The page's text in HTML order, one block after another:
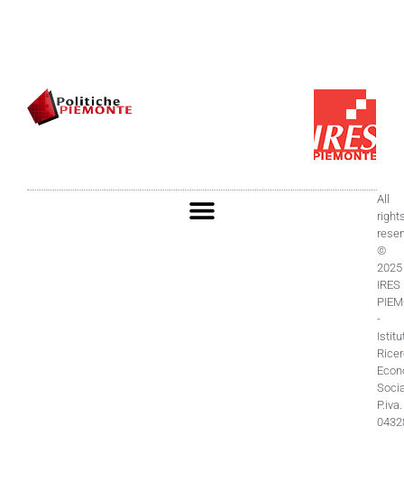
All
©
2025
IRES
-
P.iva.